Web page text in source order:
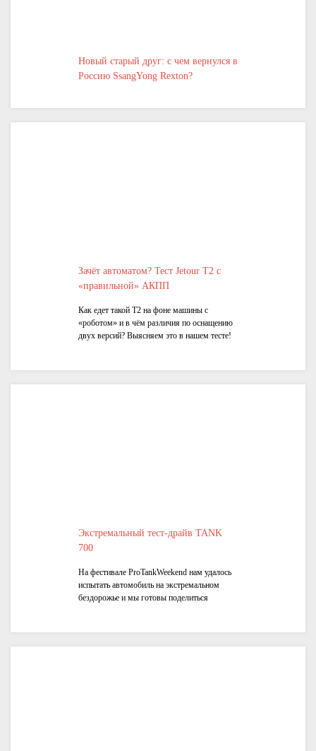
Новый старый друг: с чем вернулся в
Россию SsangYong Rexton?
Зачёт автоматом? Тест Jetour T2 с
«правильной» АКПП
Как едет такой Т2 на фоне машины с
«роботом» и в чём различия по оснащению
двух версий? Выясняем это в нашем тесте!
Экстремальный тест-драйв TANK
700
На фестивале ProTankWeekend нам удалось
испытать автомобиль на экстремальном
бездорожье и мы готовы поделиться